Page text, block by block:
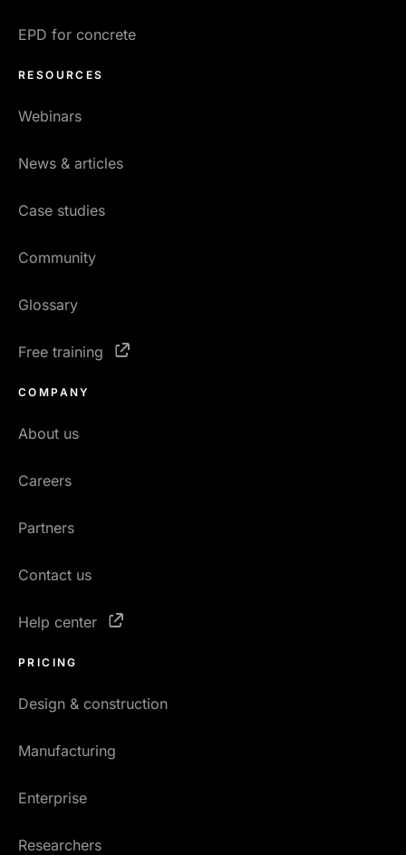
EPD for concrete
RESOURCES
Webinars
News & articles
Case studies
Community
Glossary
Free training
COMPANY
About us
Careers
Partners
Contact us
Help center
PRICING
Design & construction
Manufacturing
Enterprise
Researchers